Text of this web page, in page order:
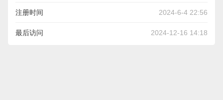
注册时间 2024-6-4 22:56
最后访问 2024-12-16 14:18